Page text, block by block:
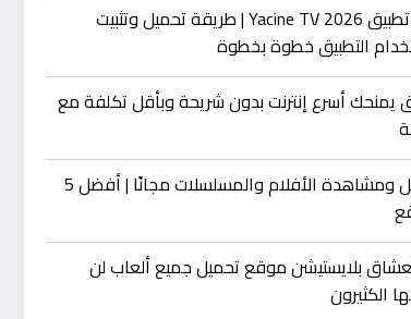
شرح تطبيق Yacine TV 2026 | طريقة تحميل وتثبيت
التطبيق خطوة بخطوة
يمنحك أسرع إنترنت بدون شريحة وبأقل تكلفة مع
تحميل ومشاهدة الأفلام والمسلسلات مجانًا | أفضل 5
بلايستيشن موقع تحميل جميع ألعاب لن
الكثيرون